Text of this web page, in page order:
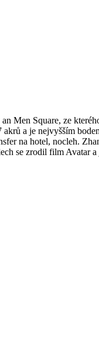
an Men Square, ze
a je nejvyšším
na hotel, nocleh.
se zrodil film Avatar